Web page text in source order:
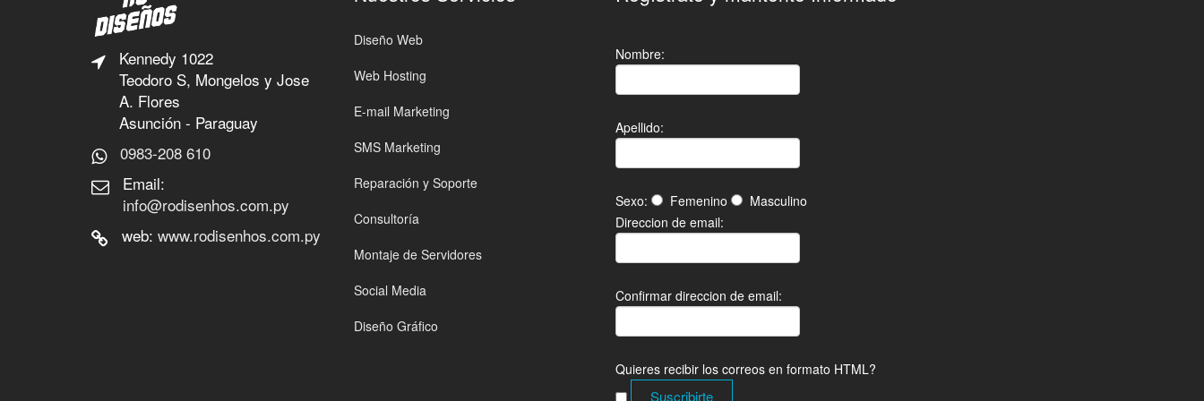
Kennedy 1022
Teodoro S, Mongelos y Jose
A. Flores
Asunción - Paraguay
0983-208 610
Email:
info@rodisenhos.com.py
web: www.rodisenhos.com.py
Diseño Web
Web Hosting
E-mail Marketing
SMS Marketing
Reparación y Soporte
Consultoría
Montaje de Servidores
Social Media
Diseño Gráfico
Nombre:
Apellido:
Sexo: Femenino
Masculino
Direccion de email:
Confirmar direccion de email:
Quieres recibir los correos en formato HTML?
Suscribirte